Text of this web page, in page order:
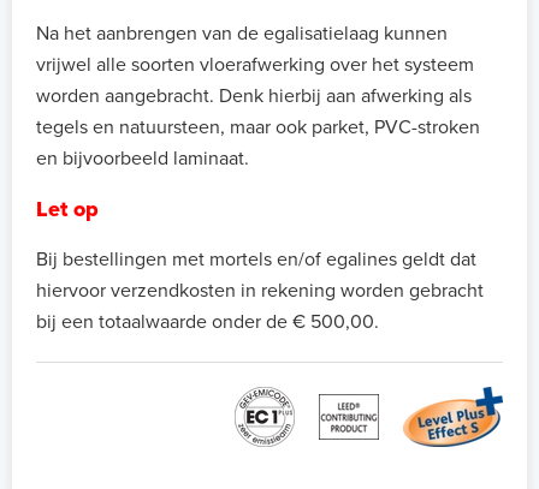
Na het aanbrengen van de egalisatielaag kunnen
vrijwel alle soorten vloerafwerking over het systeem
worden aangebracht. Denk hierbij aan afwerking als
tegels en natuursteen, maar ook parket, PVC-stroken
en bijvoorbeeld laminaat.
Let op
Bij bestellingen met mortels en/of egalines geldt dat
hiervoor verzendkosten in rekening worden gebracht
bij een totaalwaarde onder de € 500,00.